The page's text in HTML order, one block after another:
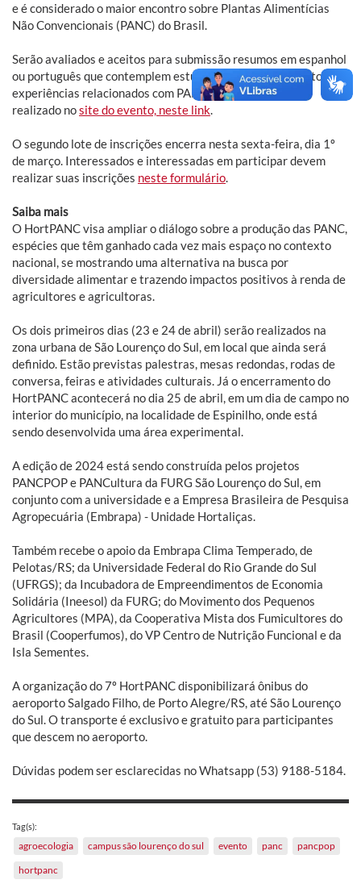
e é considerado o maior encontro sobre Plantas Alimentícias
Não Convencionais (PANC) do Brasil.
Serão avaliados e aceitos para submissão resumos em espanhol
ou português que contemplem estudos científicos ou relatos de
experiências relacionados com PANC. O envio deve ser
realizado nosite do evento, neste link.
O segundo lote de inscrições encerra nesta sexta-feira, dia 1º
de março. Interessados e interessadas em participar devem
realizar suas inscrições neste formulário.
Saiba mais
O HortPANC visa ampliar o diálogo sobre a produção das PANC,
espécies que têm ganhado cada vez mais espaço no contexto
nacional, se mostrando uma alternativa na busca por
diversidade alimentar e trazendo impactos positivos à renda de
agricultores e agricultoras.
Os dois primeiros dias (23 e 24 de abril) serão realizados na
zona urbana de São Lourenço do Sul, em local que ainda será
definido. Estão previstas palestras, mesas redondas, rodas de
conversa, feiras e atividades culturais. Já o encerramento do
HortPANC acontecerá no dia 25 de abril, em um dia de campo no
interior do município, na localidade de Espinilho, onde está
sendo desenvolvida uma área experimental.
A edição de 2024 está sendo construída pelos projetos
PANCPOP e PANCultura da FURG São Lourenço do Sul, em
conjunto com a universidade e a Empresa Brasileira de Pesquisa
Agropecuária (Embrapa) - Unidade Hortaliças.
Também recebe o apoio da Embrapa Clima Temperado, de
Pelotas/RS; da Universidade Federal do Rio Grande do Sul
(UFRGS); da Incubadora de Empreendimentos de Economia
Solidária (Ineesol) da FURG; do Movimento dos Pequenos
Agricultores (MPA), da Cooperativa Mista dos Fumicultores do
Brasil (Cooperfumos), do VP Centro de Nutrição Funcional e da
Isla Sementes.
A organização do 7º HortPANC disponibilizará ônibus do
aeroporto Salgado Filho, de Porto Alegre/RS, até São Lourenço
do Sul. O transporte é exclusivo e gratuito para participantes
que descem no aeroporto.
Dúvidas podem ser esclarecidas no Whatsapp (53) 9188-5184.
Tag(s):
agroecologia campus são lourenço do sul evento panc
pancpop
hortpanc